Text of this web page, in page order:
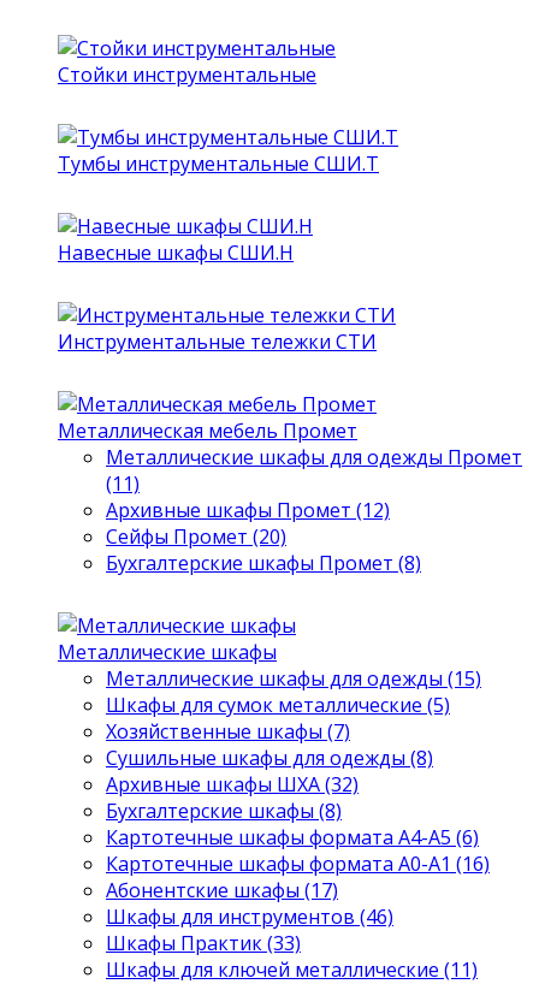
Стойки инструментальные
Тумбы инструментальные СШИ.Т
Навесные шкафы СШИ.Н
Инструментальные тележки СТИ
Металлическая мебель Промет
Металлические шкафы для одежды Промет
(11)
Архивные шкафы Промет (12)
Сейфы Промет (20)
Бухгалтерские шкафы Промет (8)
Металлические шкафы
Металлические шкафы для одежды (15)
Шкафы для сумок металлические (5)
Хозяйственные шкафы (7)
Сушильные шкафы для одежды (8)
Архивные шкафы ШХА (32)
Бухгалтерские шкафы (8)
Картотечные шкафы формата А4-А5 (6)
Картотечные шкафы формата А0-А1 (16)
Абонентские шкафы (17)
Шкафы для инструментов (46)
Шкафы Практик (33)
Шкафы для ключей металлические (11)